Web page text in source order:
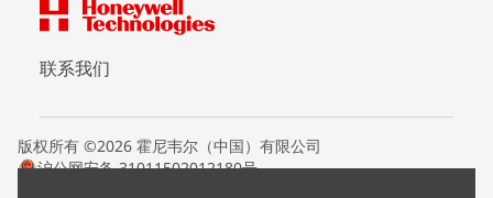
联系我们
版权所有 ©2026 霍尼韦尔（中国）有限公司
沪公网安备 31011502012180号